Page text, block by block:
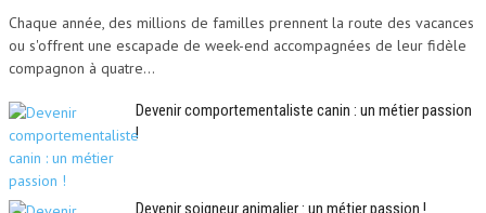
Chaque année, des millions de familles prennent la route des vacances
ou s'offrent une escapade de week-end accompagnées de leur fidèle
compagnon à quatre...
Devenir comportementaliste canin : un métier passion
!